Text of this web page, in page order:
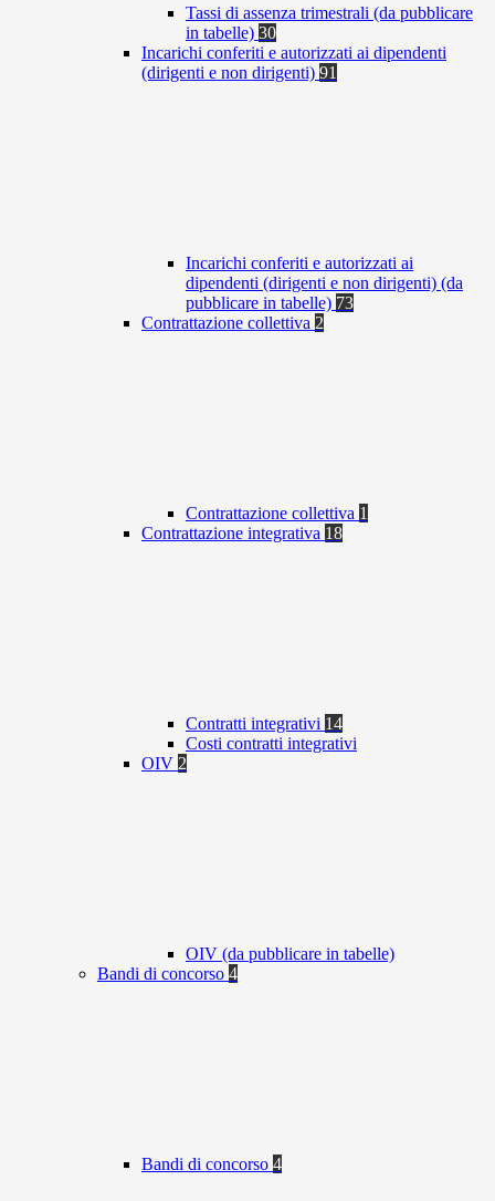
Tassi di assenza trimestrali (da pubblicare
in tabelle) 30
Incarichi conferiti e autorizzati ai dipendenti
(dirigenti e non dirigenti) 91
Incarichi conferiti e autorizzati ai
dipendenti (dirigenti e non dirigenti) (da
pubblicare in tabelle) 73
Contrattazione collettiva 2
Contrattazione collettiva 1
Contrattazione integrativa 18
Contratti integrativi 14
Costi contratti integrativi
OIV 2
OIV (da pubblicare in tabelle)
Bandi di concorso 4
Bandi di concorso 4